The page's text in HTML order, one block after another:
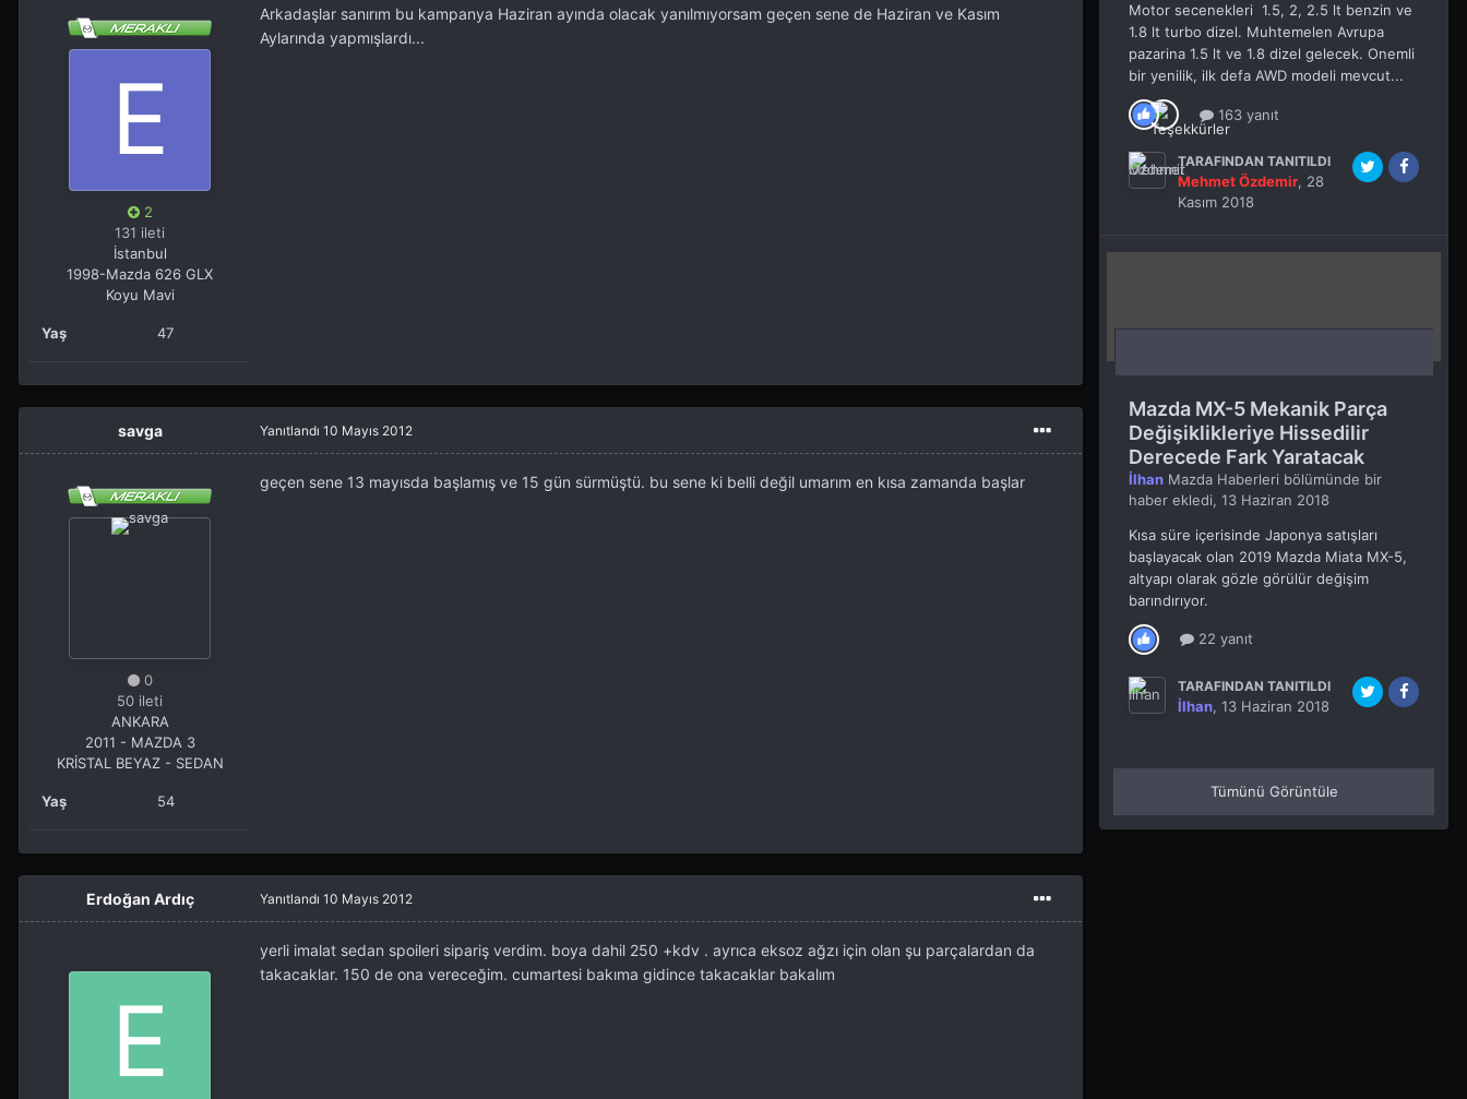
2
131 ileti
İstanbul
1998-Mazda 626 GLX
Koyu Mavi
Yaş 47
Arkadaşlar sanırım bu kampanya Haziran ayında olacak yanılmıyorsam geçen sene de Haziran ve Kasım
Aylarında yapmışlardı...
savga
0
50 ileti
ANKARA
2011 - MAZDA 3
KRİSTAL BEYAZ - SEDAN
Yaş 54
Yanıtlandı 10 Mayıs 2012
geçen sene 13 mayısda başlamış ve 15 gün sürmüştü. bu sene ki belli değil umarım en kısa zamanda başlar
Erdoğan Ardıç Yanıtlandı 10 Mayıs 2012
yerli imalat sedan spoileri sipariş verdim. boya dahil 250 +kdv . ayrıca eksoz ağzı için olan şu parçalardan da
takacaklar. 150 de ona vereceğim. cumartesi bakıma gidince takacaklar bakalım
Motor secenekleri 1.5, 2, 2.5 lt benzin ve
1.8 lt turbo dizel. Muhtemelen Avrupa
pazarina 1.5 lt ve 1.8 dizel gelecek. Onemli
bir yenilik, ilk defa AWD modeli mevcut...
163 yanıt
TARAFINDAN TANITILDI
Mehmet Özdemir, 28
Kasım 2018
Mazda MX-5 Mekanik Parça
Değişiklikleriye Hissedilir
Derecede Fark Yaratacak
İlhan Mazda Haberleri bölümünde bir
haber ekledi, 13 Haziran 2018
Kısa süre içerisinde Japonya satışları
başlayacak olan 2019 Mazda Miata MX-5,
altyapı olarak gözle görülür değişim
barındırıyor.
22 yanıt
TARAFINDAN TANITILDI
İlhan, 13 Haziran 2018
Tümünü Görüntüle